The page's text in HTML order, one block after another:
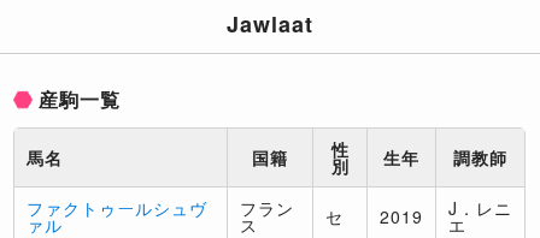
Jawlaat
産駒一覧
馬名 国籍 性
別 生年 調教師
ファクトゥールシュヴ
ァル
フラン
ス セ 2019 J．レニ
エ